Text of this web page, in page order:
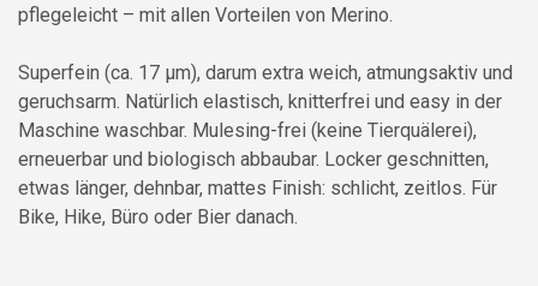
pflegeleicht – mit allen Vorteilen von Merino.
Superfein (ca. 17 µm), darum extra weich, atmungsaktiv und
geruchsarm. Natürlich elastisch, knitterfrei und easy in der
Maschine waschbar. Mulesing-frei (keine Tierquälerei),
erneuerbar und biologisch abbaubar. Locker geschnitten,
etwas länger, dehnbar, mattes Finish: schlicht, zeitlos. Für
Bike, Hike, Büro oder Bier danach.